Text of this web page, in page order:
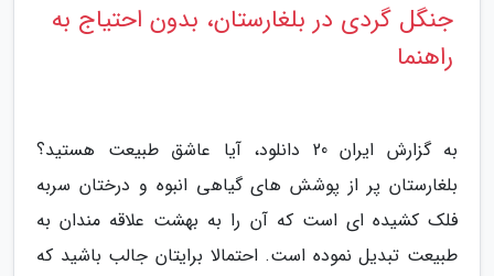
جنگل گردی در بلغارستان، بدون احتیاج به
راهنما
به گزارش ایران 20 دانلود، آیا عاشق طبیعت هستید؟
بلغارستان پر از پوشش های گیاهی انبوه و درختان سربه
فلک کشیده ای است که آن را به بهشت علاقه مندان به
طبیعت تبدیل نموده است. احتمالا برایتان جالب باشید که